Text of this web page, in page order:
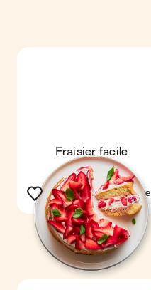
Fraisier facile
Voir la recette